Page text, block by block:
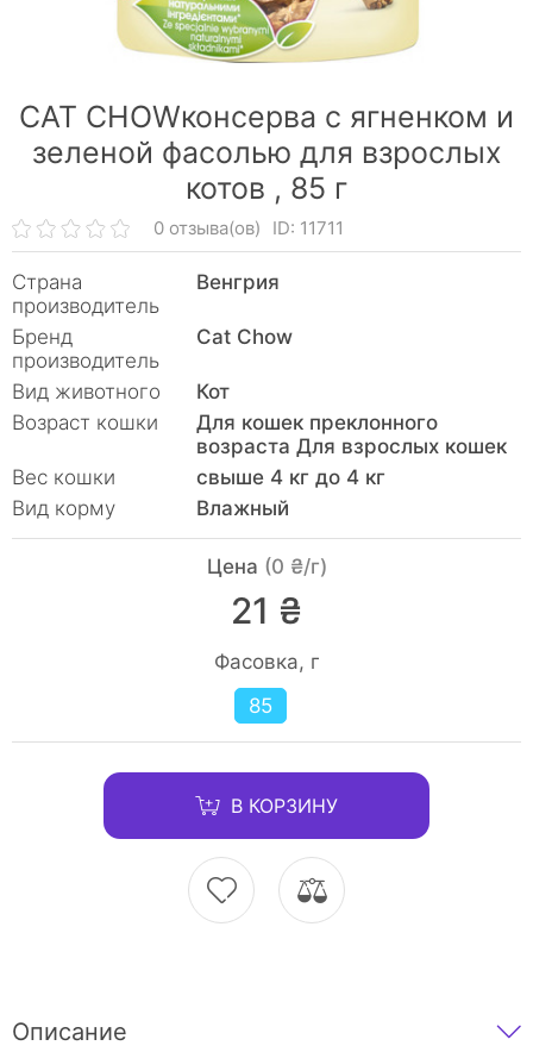
CAT CHOWконсерва с ягненком и
зеленой фасолью для взрослых
котов , 85 г
0 отзыва(ов) ID: 11711
Страна
производитель
Венгрия
Бренд
производитель
Cat Chow
Вид животного
Кот
Возраст кошки
Для кошек преклонного
возраста Для взрослых кошек
Вес кошки
свыше 4 кг до 4 кг
Вид корму
Влажный
Цена (0 ₴/г)
21 ₴
Фасовка, г
85
В КОРЗИНУ
Описание